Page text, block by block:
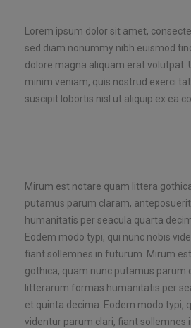
Lorem ipsum dolor sit amet,
sed diam nonummy nibh euismod
dolore magna aliquam erat volutpat.
minim veniam, quis nostrud exerci
suscipit lobortis nisl ut aliquip ex ea
Mirum est notare quam littera
putamus parum claram,
humanitatis per seacula quarta
Eodem modo typi, qui nunc nobis
fiant sollemnes in futurum. Mirum
gothica, quam nunc putamus parum
litterarum formas humanitatis per
et quinta decima. Eodem modo typi,
videntur parum clari, fiant sollemnes